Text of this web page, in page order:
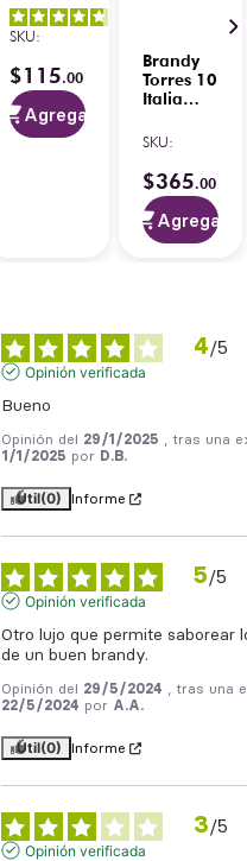
4.3 /5-
SKU:
$115.00
Agregar
Brandy
Torres 10
Italia
SKU:
$365.00
Agregar
4/5
Opinión verificada
Bueno
Opinión del 29/1/2025
, tras una
1/1/2025 por D.B.
Útil(0) Informe
5/5
Opinión verificada
Otro lujo que permite saborear
de un buen brandy.
Opinión del 29/5/2024
, tras una
22/5/2024 por A.A.
Útil(0) Informe
3/5
Opinión verificada